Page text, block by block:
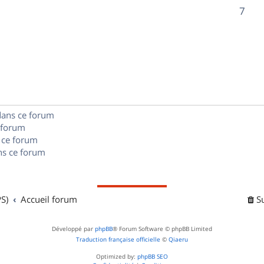
s
o
e
7R
ce forum
forum
ce forum
Accueil forum
Développé par phpBB® Forum Software © phpBB Limited
Traduction française officielle © Qiaeru
Optimized by: phpBB SEO